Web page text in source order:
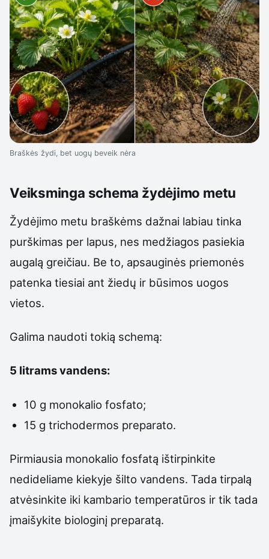
Braškės žydi, bet uogų beveik nėra
Veiksminga schema žydėjimo metu
Žydėjimo metu braškėms dažnai labiau tinka
purškimas per lapus, nes medžiagos pasiekia
augalą greičiau. Be to, apsauginės priemonės
patenka tiesiai ant žiedų ir būsimos uogos
vietos.
Galima naudoti tokią schemą:
5 litrams vandens:
10 g monokalio fosfato;
15 g trichodermos preparato.
Pirmiausia monokalio fosfatą ištirpinkite
nedideliame kiekyje šilto vandens. Tada tirpalą
atvėsinkite iki kambario temperatūros ir tik tada
įmaišykite biologinį preparatą.